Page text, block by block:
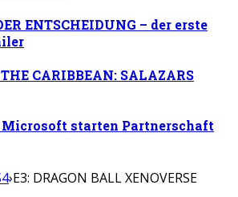
ENTSCHEIDUNG – der erste
CARIBBEAN: SALAZARS
Microsoft starten Partnerschaft
›E3: DRAGON BALL XENOVERSE